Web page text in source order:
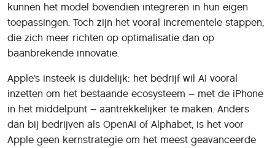
kunnen het model bovendien integreren in hun eigen
toepassingen. Toch zijn het vooral incrementele stappen,
die zich meer richten op optimalisatie dan op
baanbrekende innovatie.
Apple’s insteek is duidelijk: het bedrijf wil AI vooral
inzetten om het bestaande ecosysteem – met de iPhone
in het middelpunt – aantrekkelijker te maken. Anders
dan bij bedrijven als OpenAI of Alphabet, is het voor
Apple geen kernstrategie om het meest geavanceerde